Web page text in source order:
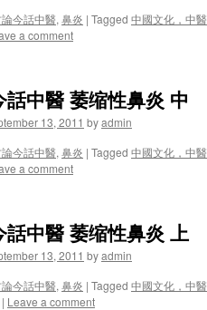
今話中醫, 鼻炎 | Tagged 中國文化，中醫
a comment
話中醫 萎缩性鼻炎 中
13, 2011 byadmin
今話中醫, 鼻炎 | Tagged 中國文化，中醫
a comment
話中醫 萎缩性鼻炎 上
13, 2011 byadmin
今話中醫, 鼻炎 | Tagged 中國文化，中醫
| Leave a comment